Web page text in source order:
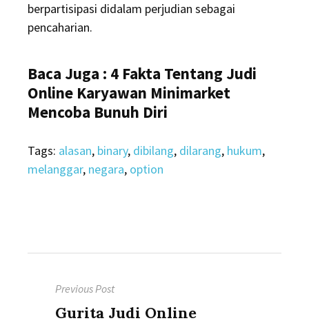
berpartisipasi didalam perjudian sebagai
pencaharian.
Baca Juga : 4 Fakta Tentang Judi
Online Karyawan Minimarket
Mencoba Bunuh Diri
Tags: alasan, binary, dibilang, dilarang, hukum,
melanggar, negara, option
navigation
Previous Post
Previous
Gurita Judi Online